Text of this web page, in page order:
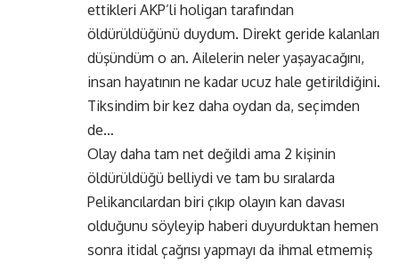
ettikleri AKP’li holigan tarafından
öldürüldüğünü duydum. Direkt geride kalanları
düşündüm o an. Ailelerin neler yaşayacağını,
insan hayatının ne kadar ucuz hale getirildiğini.
Tiksindim bir kez daha oydan da, seçimden
de…
Olay daha tam net değildi ama 2 kişinin
öldürüldüğü belliydi ve tam bu sıralarda
Pelikancılardan biri çıkıp olayın kan davası
olduğunu söyleyip haberi duyurduktan hemen
sonra itidal çağrısı yapmayı da ihmal etmemiş